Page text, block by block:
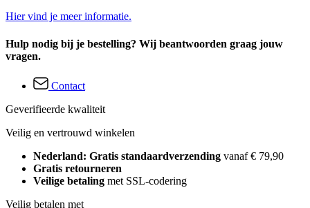
Hier vind je meer informatie.
Hulp nodig bij je bestelling? Wij beantwoorden graag jouw
vragen.
Contact
Geverifieerde kwaliteit
Veilig en vertrouwd winkelen
Nederland: Gratis standaardverzending vanaf € 79,90
Gratis retourneren
Veilige betaling met SSL-codering
Veilig betalen met